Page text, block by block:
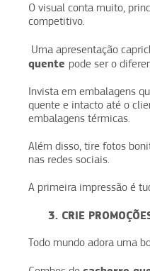
O visual conta muito,
competitivo.
Uma apresentação
quente pode ser o
Invista em embalagens
quente e intacto até o
embalagens térmicas.
Além disso, tire fotos
nas redes sociais.
A primeira impressão é
3. CRIE
Todo mundo adora uma